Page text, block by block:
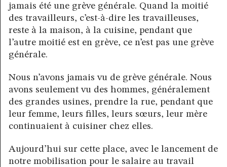
jamais été une grève générale. Quand la moitié
des travailleurs, c’est-à-dire les travailleuses,
reste à la maison, à la cuisine, pendant que
l’autre moitié est en grève, ce n’est pas une grève
générale.
Nous n’avons jamais vu de grève générale. Nous
avons seulement vu des hommes, généralement
des grandes usines, prendre la rue, pendant que
leur femme, leurs filles, leurs sœurs, leur mère
continuaient à cuisiner chez elles.
Aujourd’hui sur cette place, avec le lancement de
notre mobilisation pour le salaire au travail